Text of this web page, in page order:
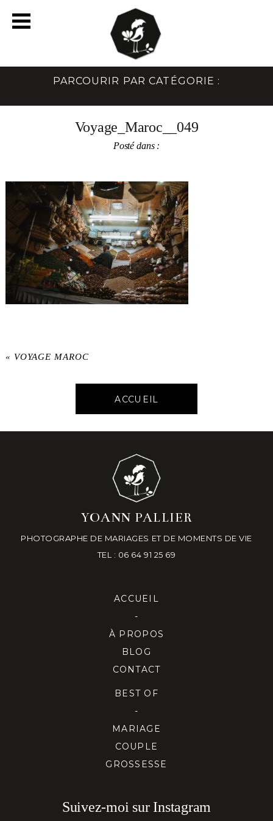
PARCOURIR PAR CATÉGORIE :
Voyage_Maroc__049
Posté dans :
« VOYAGE MAROC
ACCUEIL
YOANN PALLIER
PHOTOGRAPHE DE MARIAGES ET DE MOMENTS DE VIE
TEL : 06 64 91 25 69
ACCUEIL
-
À PROPOS
BLOG
CONTACT
BEST OF
-
MARIAGE
COUPLE
GROSSESSE
Suivez-moi sur Instagram